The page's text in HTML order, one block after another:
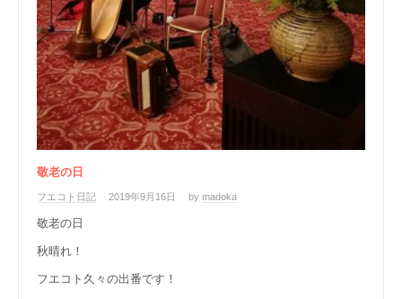
敬老の日
フエコト日記 2019年9月16日 by madoka
敬老の日
秋晴れ！
フエコト久々の出番です！